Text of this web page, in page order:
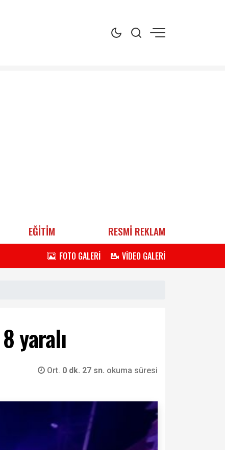
EĞİTİM RESMİ REKLAM
FOTO GALERİ VİDEO GALERİ
yaralı
Ort. 0 dk. 27 sn. okuma süresi